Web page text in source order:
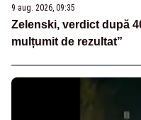
9 aug. 2026, 09:35
Zelenski, verdict după
mulțumit de rezultat”